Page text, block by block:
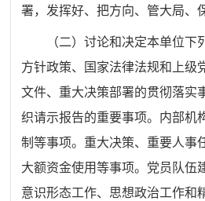
署，发挥好、把方向、管大局、
（二）讨论和决定本单位下
方针政策、国家法律法规和上级
文件、重大决策部署的贯彻落实
织请示报告的重要事项。内部机
制等事项。重大决策、重要人事
大额资金使用等事项。党员队伍
意识形态工作、思想政治工作和